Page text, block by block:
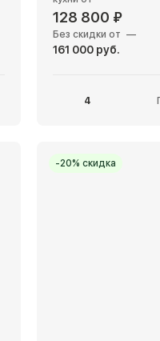
128 800 ₽
Без скидки от —
161 000 руб.
4
-20% скидка